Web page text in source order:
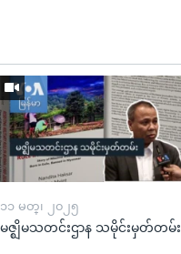
၁၁ မတ္၊ ၂၀၂၅
မဇ္ဈိမသတင်းဌာန သမိုင်းမှတ်တမ်း